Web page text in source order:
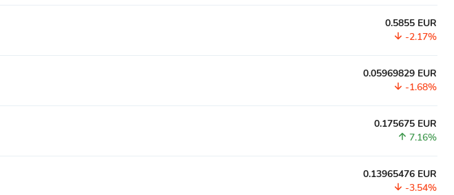
0.5855 EUR
-2.17%
0.05969829 EUR
-1.68%
0.175675 EUR
7.16%
0.13965476 EUR
-3.54%